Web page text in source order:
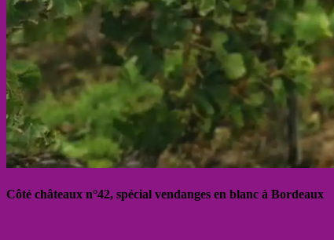
Côté châteaux n°42, spécial vendanges en blanc à Bordeaux